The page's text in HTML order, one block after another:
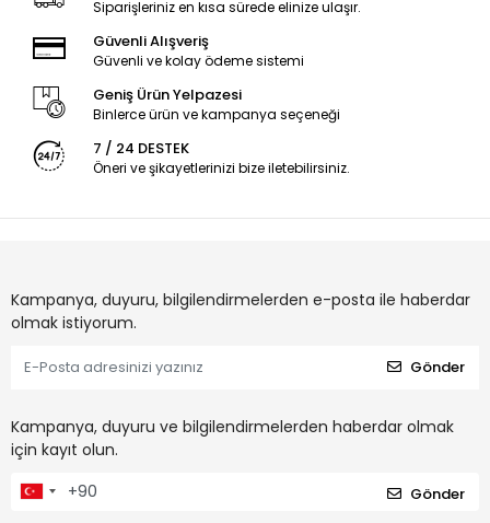
Siparişleriniz en kısa sürede elinize ulaşır.
Güvenli Alışveriş
Güvenli ve kolay ödeme sistemi
Geniş Ürün Yelpazesi
Binlerce ürün ve kampanya seçeneği
7 / 24 DESTEK
Öneri ve şikayetlerinizi bize iletebilirsiniz.
Kampanya, duyuru, bilgilendirmelerden e-posta ile haberdar
olmak istiyorum.
Gönder
Kampanya, duyuru ve bilgilendirmelerden haberdar olmak
için kayıt olun.
Gönder